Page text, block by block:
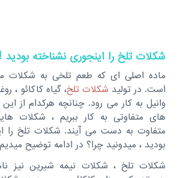
شکلات تلخ را اینجوری نشناخته بودید !
ماده اصلی ای که طعم تلخی به
است. در تولید شکلات تلخ، گیاه کاکائو ،
وانیل به کار می رود. چنانچه هرکدام از
های متفاوتی به کار ببریم ، شکلات
متفاوت به دست می آیند. شکلات تلخ را
بودید ، میدونید چرا؟ در ادامه توضیح
شکلات تلخ ، شکلات نیمه شیرین نیز